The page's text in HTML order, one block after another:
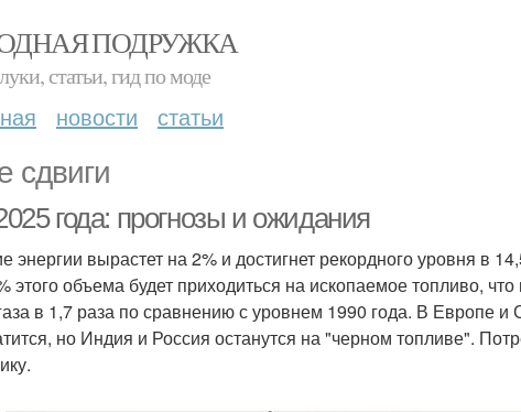
ПОДРУЖКА
луки, статьи, гид по моде
новости статьи
сдвиги
года: прогнозы и ожидания
энергии вырастет на 2% и достигнет рекордного уровня в
этого объема будет приходиться на ископаемое топливо,
в 1,7 раза по сравнению с уровнем 1990 года. В Европе
но Индия и Россия останутся на "черном топливе".